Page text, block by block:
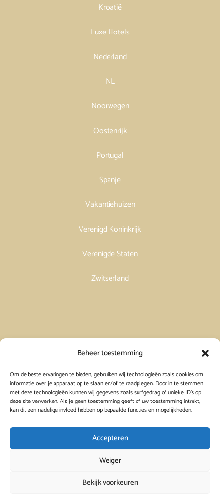
Beheer toestemming
Om de beste ervaringen te bieden, gebruiken wij technologieën zoals cookies om
informatie over je apparaat op te slaan en/of te raadplegen. Door in te stemmen
met deze technologieën kunnen wij gegevens zoals surfgedrag of unieke ID's op
deze site verwerken. Als je geen toestemming geeft of uw toestemming intrekt,
kan dit een nadelige invloed hebben op bepaalde functies en mogelijkheden.
Accepteren
Weiger
Bekijk voorkeuren
Kroatië
Luxe Hotels
Nederland
NL
Noorwegen
Oostenrijk
Portugal
Spanje
Vakantiehuizen
Verenigd Koninkrijk
Verenigde Staten
Zwitserland
Vakantiehuis in Frankrijk huren
Vakantiehuis in Griekenland huren